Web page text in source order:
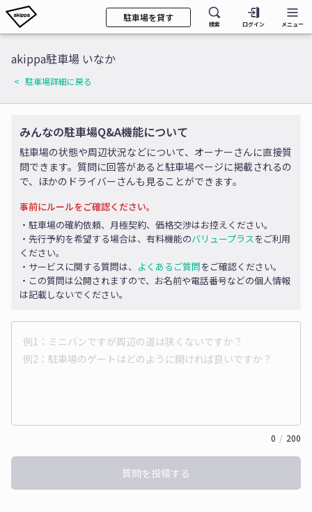
駐車場を貸す
検索 ログイン メニュー
akippa駐車場 いなか
駐車場詳細に戻る
みんなの駐車場Q&A機能について
駐車場の状態や周辺状況などについて、オーナーさんに直接質
問できます。質問に回答があると駐車場ページに掲載されるの
で、ほかのドライバーさんも見ることができます。
事前にルールをご確認ください。
・駐車場の確約依頼、月極契約、価格交渉はお控えください。
・先行予約を希望する場合は、有料機能のバリュープラスをご利用
ください。
・サービスに関する質問は、 よくあるご質問をご確認ください。
・この質問は公開されますので、お名前や電話番号などの個人情報
は記載しないでください。
0 / 200
質問を投稿する